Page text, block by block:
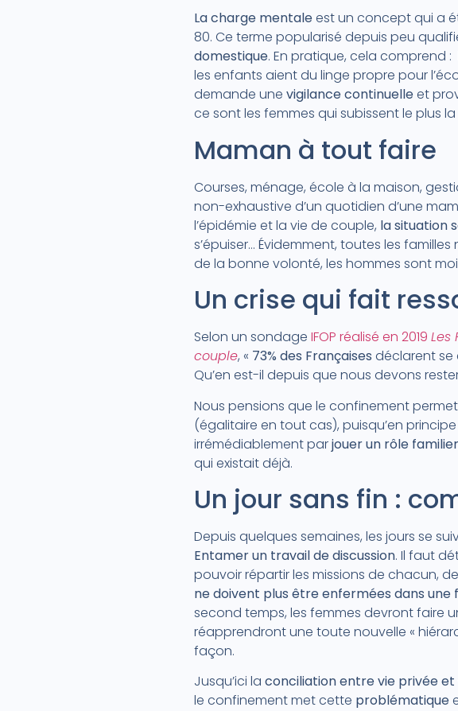
La charge mentaleest un concept qui a
80. Ce terme popularisé depuis peu
domestique. En pratique, cela comprend
les enfants aient du linge propre pour
demande une vigilance continuelleet
ce sont les femmes qui subissent le plus
Maman à tout faire
Courses, ménage, école à la maison,
non-exhaustive d’un quotidien d’une
l’épidémie et la vie de couple, la situation
s’épuiser… Évidemment, toutes les
de la bonne volonté, les hommes sont
Un crise qui fait
Selon un sondage IFOP réalisé en 2019 Les
couple, « 73% des Françaises déclarent se
Qu’en est-il depuis que nous devons
Nous pensions que le confinement
(égalitaire en tout cas), puisqu’en
irrémédiablement parjouer un rôle familier
qui existait déjà.
Un jour sans fin :
Depuis quelques semaines, les jours se
Entamer un travail de discussion. Il faut
pouvoir répartir les missions de chacun,
ne doivent plus être enfermées dans une
second temps, les femmes devront faire
réapprendront une toute nouvelle «
façon.
Jusqu’ici la conciliation entre vie privée
le confinement met cette problématique